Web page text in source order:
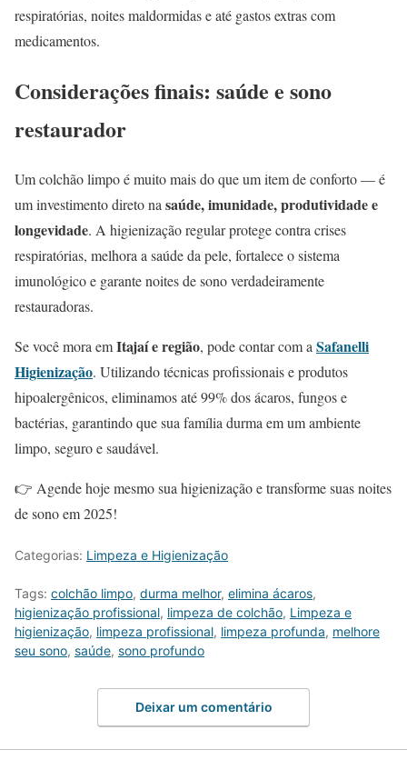
respiratórias, noites maldormidas e até gastos extras com
medicamentos.
Considerações finais: saúde e sono
restaurador
Um colchão limpo é muito mais do que um item de conforto — é
um investimento direto na saúde, imunidade, produtividade e
longevidade. A higienização regular protege contra crises
respiratórias, melhora a saúde da pele, fortalece o sistema
imunológico e garante noites de sono verdadeiramente
restauradoras.
Se você mora emItajaí e região, pode contar com a Safanelli
Higienização. Utilizando técnicas profissionais e produtos
hipoalergênicos, eliminamos até 99% dos ácaros, fungos e
bactérias, garantindo que sua família durma em um ambiente
limpo, seguro e saudável.
👉 Agende hoje mesmo sua higienização e transforme suas noites
de sono em 2025!
Categorias: Limpeza e Higienização
Tags: colchão limpo, durma melhor, elimina ácaros,
higienização profissional, limpeza de colchão, Limpeza e
higienização, limpeza profissional, limpeza profunda, melhore
seu sono, saúde, sono profundo
Deixar um comentário